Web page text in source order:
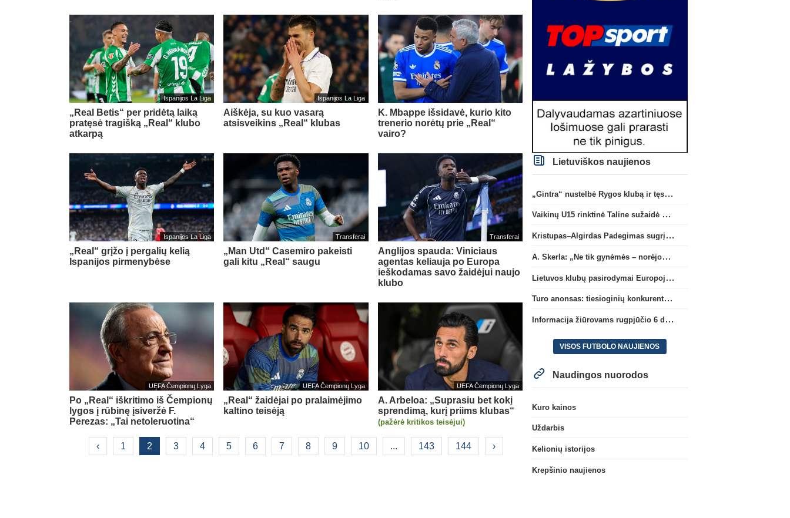
Ispanijos La Liga
„Real Betis“ per pridėtą laiką
pratęsė tragišką „Real“ klubo
atkarpą
Ispanijos La Liga
Aiškėja, su kuo vasarą
atsisveikins „Real“ klubas
K. Mbappe išsidavė, kurio kito
trenerio norėtų prie „Real“
vairo?
Ispanijos La Liga
„Real“ grįžo į pergalių kelią
Ispanijos pirmenybėse
Transferai
„Man Utd“ Casemiro pakeisti
gali kitu „Real“ saugu
Transferai
Anglijos spauda: Viniciaus
agentas keliauja po Europa
ieškodamas savo žaidėjui naujo
klubo
UEFA Čempionų Lyga
Po „Real“ iškritimo iš Čempionų
lygos į rūbinę įsiveržė F.
Perezas: „Tai netoleruotina“
UEFA Čempionų Lyga
„Real“ žaidėjai po pralaimėjimo
kaltino teisėją
UEFA Čempionų Lyga
A. Arbeloa: „Suprasiu bet kokį
sprendimą, kurį priims klubas“
(pažėrė kritikos teisėjui)
‹ 1 2 3 4 5 6 7 8 9 10 ... 143 144 ›
Lietuviškos naujienos
„Gintra“ nustelbė Rygos klubą ir tęs kovas UEFA Europos taurės atrankoje
Vaikinų U15 rinktinė Taline sužaidė pirmąsias kontrolines rungtynes
Kristupas–Algirdas Padegimas sugrįžta į FC „Hegelmann” B sudėtį
A. Skerla: „Ne tik gynėmės – norėjome atakuoti“
Lietuvos klubų pasirodymai Europoje: patirti pralaimėjimai Kroatijos atstovams
Turo anonsas: tiesioginių konkurentų dvikova Gargžduose
Informacija žiūrovams rugpjūčio 6 d. UEFA rungtynėms
VISOS FUTBOLO NAUJIENOS
Naudingos nuorodos
Kuro kainos
Uždarbis
Kelionių istorijos
Krepšinio naujienos